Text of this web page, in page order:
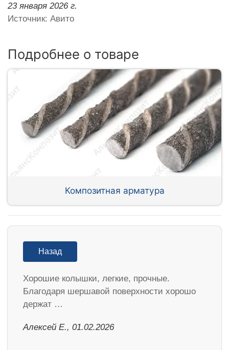
23 января 2026 г.
Источник: Авито
Подробнее о товаре
Композитная арматура
Назад
Хорошие колышки, легкие, прочные.
Благодаря шершавой поверхности хорошо
держат …
Алексей Е., 01.02.2026